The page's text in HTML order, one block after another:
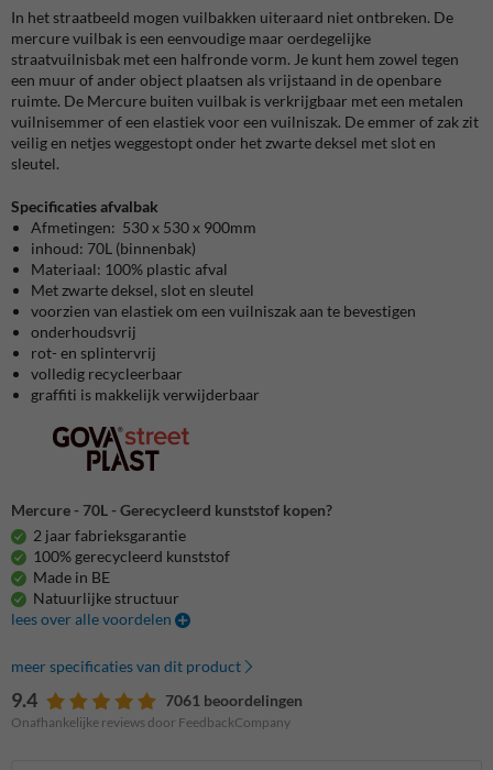
In het straatbeeld mogen vuilbakken uiteraard niet ontbreken. De
mercure vuilbak is een eenvoudige maar oerdegelijke
straatvuilnisbak met een halfronde vorm. Je kunt hem zowel tegen
een muur of ander object plaatsen als vrijstaand in de openbare
ruimte. De Mercure buiten vuilbak is verkrijgbaar met een metalen
vuilnisemmer of een elastiek voor een vuilniszak. De emmer of zak zit
veilig en netjes weggestopt onder het zwarte deksel met slot en
sleutel.
Specificaties afvalbak
Afmetingen: 530 x 530 x 900mm
inhoud: 70L (binnenbak)
Materiaal: 100% plastic afval
Met zwarte deksel, slot en sleutel
voorzien van elastiek om een vuilniszak aan te bevestigen
onderhoudsvrij
rot- en splintervrij
volledig recycleerbaar
graffiti is makkelijk verwijderbaar
Mercure - 70L - Gerecycleerd kunststof kopen?
2 jaar fabrieksgarantie
100% gerecycleerd kunststof
Made in BE
Natuurlijke structuur
lees over alle voordelen
meer specificaties van dit product
9.4 7061 beoordelingen
Onafhankelijke reviews door FeedbackCompany